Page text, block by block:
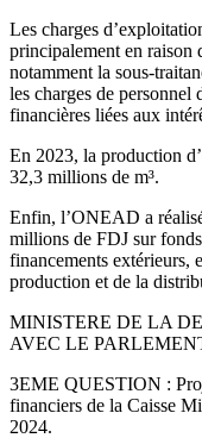
Les charges
principalement en raison
notamment la sous-
les charges de personnel
financières liées aux
En 2023, la production
32,3 millions de m³.
Enfin, l’ONEAD a
millions de FDJ sur
financements extérieurs,
production et de la
MINISTERE DE LA
AVEC LE
3EME QUESTION :
financiers de la Caisse
2024.